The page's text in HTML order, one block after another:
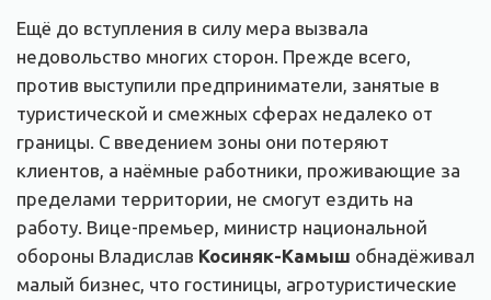
Ещё до вступления в силу мера вызвала
недовольство многих сторон. Прежде всего,
против выступили предприниматели, занятые в
туристической и смежных сферах недалеко от
границы. С введением зоны они потеряют
клиентов, а наёмные работники, проживающие за
пределами территории, не смогут ездить на
работу. Вице-премьер, министр национальной
обороны Владислав Косиняк-Камыш обнадёживал
малый бизнес, что гостиницы, агротуристические